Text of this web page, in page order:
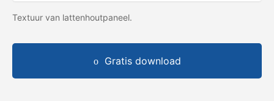
Textuur van lattenhoutpaneel.
Gratis download